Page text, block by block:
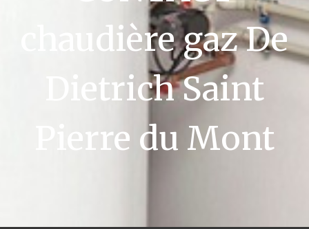
chaudière gaz De
Dietrich Saint
Pierre du Mont